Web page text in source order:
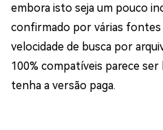
embora isto seja um pouco
confirmado por várias fontes
velocidade de busca por
100% compatíveis parece
tenha a versão paga.